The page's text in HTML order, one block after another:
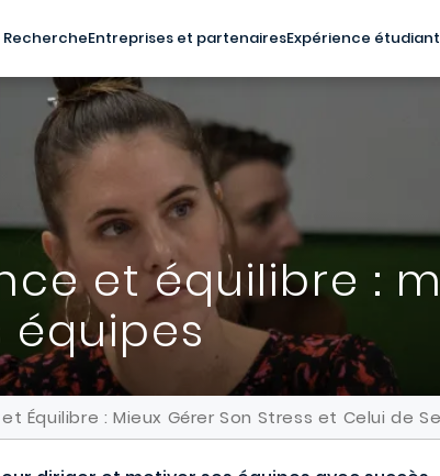
Entreprises et partenairesExpérience
et équilibre :
équipes
Équilibre : Mieux Gérer Son Stress et Celui de